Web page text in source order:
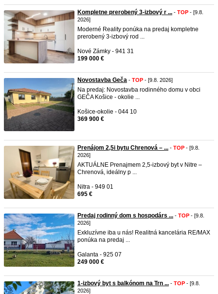
Kompletne prerobený 3-izbový r ... - TOP - [9.8.
2026]
Moderné Reality ponúka na predaj kompletne
prerobený 3-izbový rod ...
Nové Zámky - 941 31
199 000 €
Novostavba Geča - TOP - [9.8. 2026]
Na predaj: Novostavba rodinného domu v obci
GEČA Košice - okolie ...
Košice-okolie - 044 10
369 900 €
Prenájom 2,5i bytu Chrenová – ... - TOP - [9.8.
2026]
AKTUÁLNE Prenajmem 2,5-izbový byt v Nitre –
Chrenová, ideálny p ...
Nitra - 949 01
695 €
Predaj rodinný dom s hospodárs ... - TOP - [9.8.
2026]
Exkluzívne iba u nás! Realitná kancelária RE/MAX
ponúka na predaj ...
Galanta - 925 07
249 000 €
1-izbový byt s balkónom na Trn ... - TOP - [9.8.
2026]